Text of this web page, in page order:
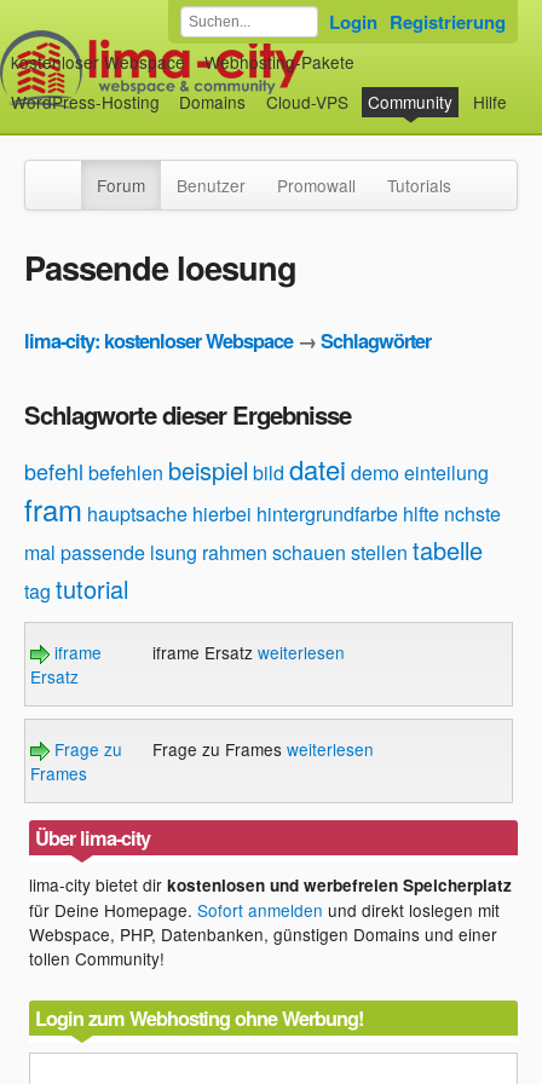
kostenloser Webspace
Webhosting-Pakete
WordPress-Hosting
Domains Cloud-VPS Community Hilfe
Login Registrierung
Forum Benutzer Promowall Tutorials
Passende loesung
lima-city: kostenloser Webspace→Schlagwörter
Schlagworte dieser Ergebnisse
befehl befehlen beispiel bild datei demoeinteilung
fram hauptsache hierbei hintergrundfarbe hlfte nchste
mal passende lsung rahmen schauen stellen tabelle
tag tutorial
iframe
Ersatz
iframe Ersatz weiterlesen
Frage zu
Frames
Frage zu Frames weiterlesen
Über lima-city
lima-city bietet dirkostenlosen und werbefreien Speicherplatz
für Deine Homepage.Sofort anmelden und direkt loslegen mit
Webspace, PHP, Datenbanken, günstigen Domains und einer
tollen Community!
Login zum Webhosting ohne Werbung!